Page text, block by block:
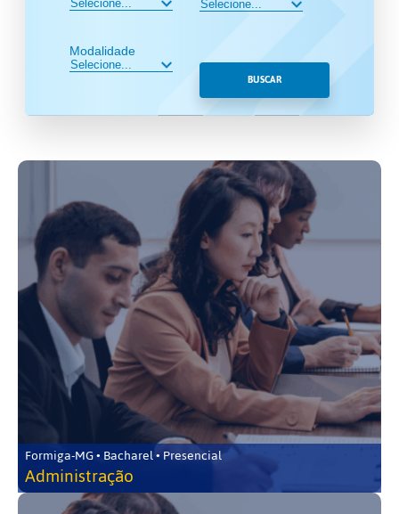
Modalidade
BUSCAR
Formiga-MG • Bacharel • Presencial
Administração